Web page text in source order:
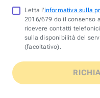
Letta l'informativa sulla
2016/679 do il consenso
ricevere contatti
sulla disponibilità del
(facoltativo).